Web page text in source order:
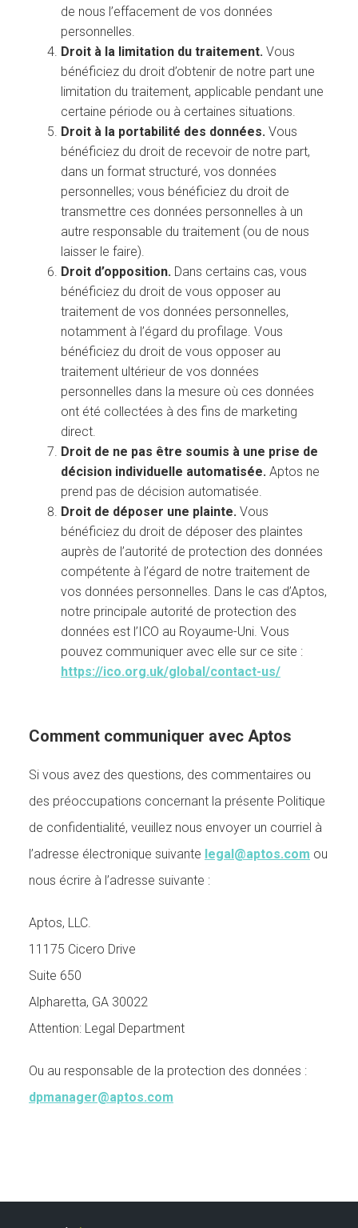
de nous l’effacement de vos données
personnelles.
Droit à la limitation du traitement. Vous
bénéficiez du droit d’obtenir de notre part une
limitation du traitement, applicable pendant une
certaine période ou à certaines situations.
Droit à la portabilité des données. Vous
bénéficiez du droit de recevoir de notre part,
dans un format structuré, vos données
personnelles; vous bénéficiez du droit de
transmettre ces données personnelles à un
autre responsable du traitement (ou de nous
laisser le faire).
Droit d’opposition. Dans certains cas, vous
bénéficiez du droit de vous opposer au
traitement de vos données personnelles,
notamment à l’égard du profilage. Vous
bénéficiez du droit de vous opposer au
traitement ultérieur de vos données
personnelles dans la mesure où ces données
ont été collectées à des fins de marketing
direct.
Droit de ne pas être soumis à une prise de
décision individuelle automatisée. Aptos ne
prend pas de décision automatisée.
Droit de déposer une plainte. Vous
bénéficiez du droit de déposer des plaintes
auprès de l’autorité de protection des données
compétente à l’égard de notre traitement de
vos données personnelles. Dans le cas d’Aptos,
notre principale autorité de protection des
données est l’ICO au Royaume-Uni. Vous
pouvez communiquer avec elle sur ce site :
https://ico.org.uk/global/contact-us/
Comment communiquer avec Aptos
Si vous avez des questions, des commentaires ou
des préoccupations concernant la présente Politique
de confidentialité, veuillez nous envoyer un courriel à
l’adresse électronique suivante legal@aptos.com ou
nous écrire à l’adresse suivante :
Aptos, LLC.
11175 Cicero Drive
Suite 650
Alpharetta, GA 30022
Attention: Legal Department
Ou au responsable de la protection des données :
dpmanager@aptos.com